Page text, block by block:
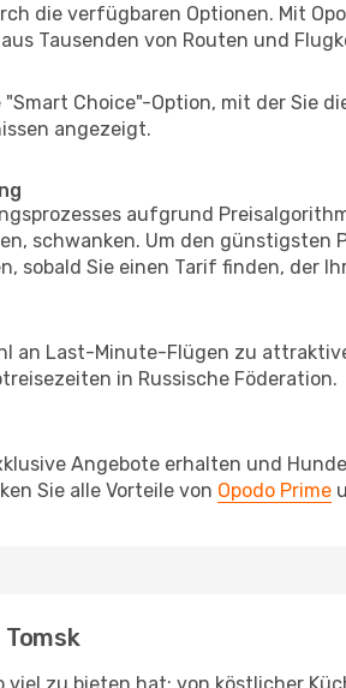
die verfügbaren Optionen. Mit
Tausenden von Routen und
Choice"-Option, mit der Sie
angezeigt.
aufgrund
schwanken. Um den günstigsten
sobald Sie einen Tarif finden, der
an Last-Minute-Flügen zu
in Russische Föderation.
Angebote erhalten und
Sie alle Vorteile von Opodo Prime